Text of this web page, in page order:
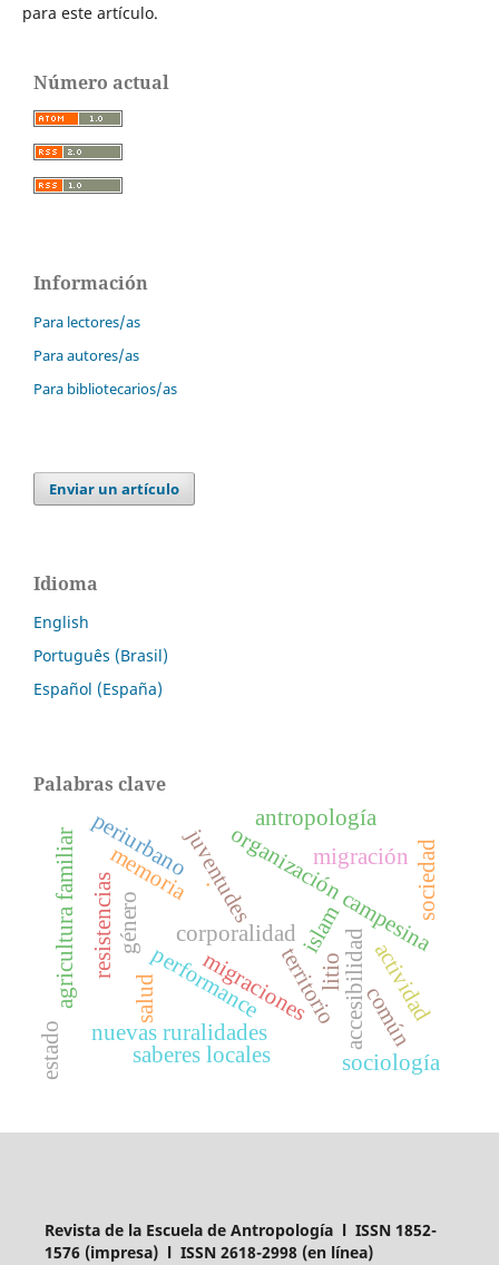
para este artículo.
Número actual
Información
Para lectores/as
Para autores/as
Para bibliotecarios/as
Enviar un artículo
Idioma
English
Português (Brasil)
Español (España)
Palabras clave
memoria
corporalidad
performance
migraciones
juventudes
nuevas ruralidades
territorio
organización campesina
salud accesibilidad
género
migración
periurbano
agricultura familiar
saberes locales
resistencias litio
común
actividad
sociedad
antropología
.
estado
islam
sociología
Revista de la Escuela de Antropología l ISSN 1852-
1576 (impresa) l ISSN 2618-2998 (en línea)